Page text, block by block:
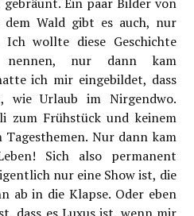
Wald gibt es auch, nur
Ich wollte diese Geschichte
nennen, nur dann kam
ich mir eingebildet, dass
wie Urlaub im Nirgendwo.
zum Frühstück und keinem
Nur dann kam
Sich also permanent
nur eine Show ist, die
ab in die Klapse. Oder eben
dass es Luxus ist, wenn mir